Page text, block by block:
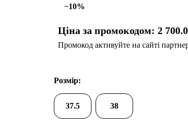
−10%
Ціна за промокодом:2 700.
Промокод активуйте на сайті
Розмір:
37.5 38